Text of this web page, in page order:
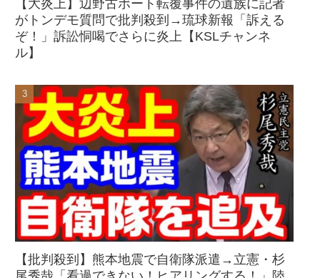
【大炎上】辺野古ボート転覆事件の遺族に記者
がトンデモ質問で批判殺到→琉球新報「訴える
ぞ！」訴訟恫喝でさらに炎上【KSLチャンネ
ル】
【批判殺到】熊本地震で自衛隊派遣→立憲・杉